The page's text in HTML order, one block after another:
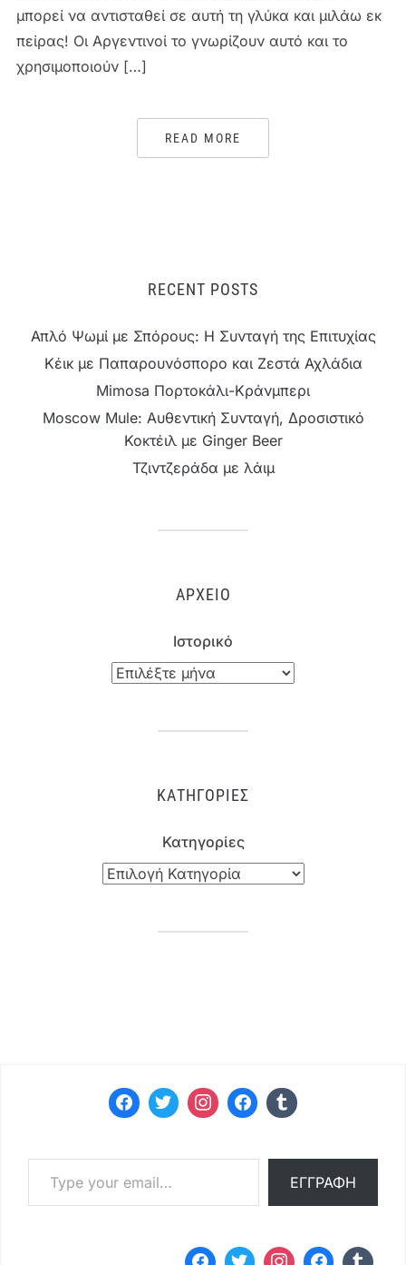
μπορεί να αντισταθεί σε αυτή τη γλύκα και μιλάω εκ
πείρας! Οι Αργεντινοί το γνωρίζουν αυτό και το
χρησιμοποιούν […]
READ MORE
RECENT POSTS
Απλό Ψωμί με Σπόρους: Η Συνταγή της Επιτυχίας
Κέικ με Παπαρουνόσπορο και Ζεστά Αχλάδια
Mimosa Πορτοκάλι-Κράνμπερι
Moscow Mule: Αυθεντική Συνταγή, Δροσιστικό
Κοκτέιλ με Ginger Beer
Τζιντζεράδα με λάιμ
ΑΡΧΕΊΟ
Ιστορικό
ΚΑΤΗΓΟΡΊΕΣ
Κατηγορίες
Type your email…
ΕΓΓΡΑΦΉ